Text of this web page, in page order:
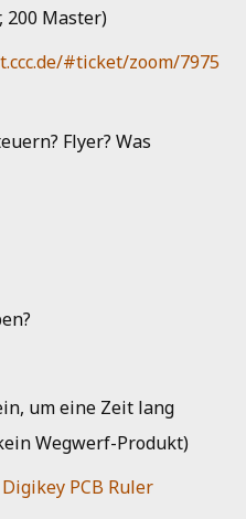
200 Master)
#ticket/zoom/7975
Flyer? Was
um eine Zeit lang
Wegwerf-Produkt)
Digikey PCB Ruler